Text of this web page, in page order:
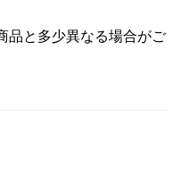
品と多少異なる場合がご